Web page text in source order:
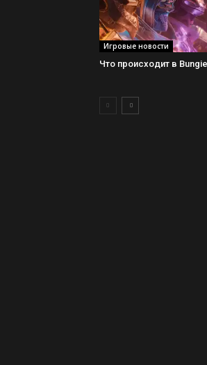
Игровые новости
Что происходит в